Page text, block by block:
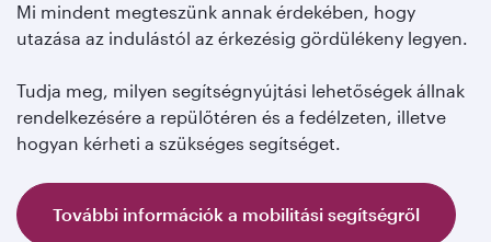
Mi mindent megteszünk annak érdekében, hogy
utazása az indulástól az érkezésig gördülékeny legyen.
Tudja meg, milyen segítségnyújtási lehetőségek állnak
rendelkezésére a repülőtéren és a fedélzeten, illetve
hogyan kérheti a szükséges segítséget.
További információk a mobilitási segítségről